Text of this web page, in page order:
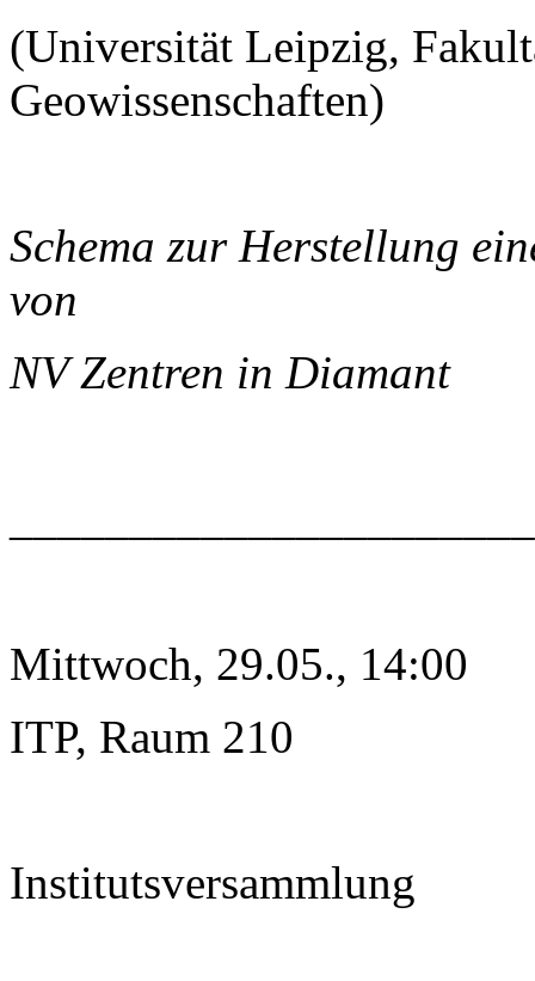
(Universität Leipzig,
Geowissenschaften)
Schema zur Herstellung
von
NV Zentren in Diamant
Mittwoch, 29.05., 14:00
ITP, Raum 210
Institutsversammlung